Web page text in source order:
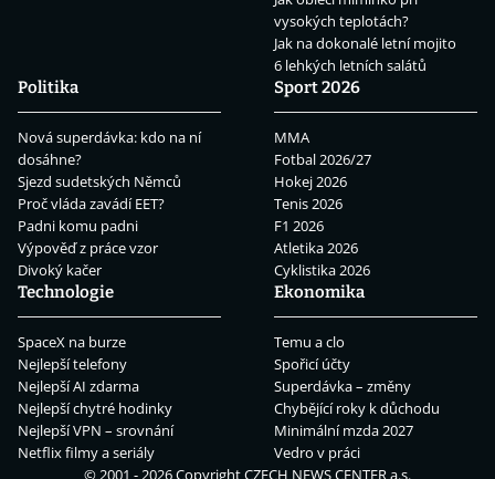
vysokých teplotách?
Jak na dokonalé letní mojito
6 lehkých letních salátů
Politika
Nová superdávka: kdo na ní
dosáhne?
Sjezd sudetských Němců
Proč vláda zavádí EET?
Padni komu padni
Výpověď z práce vzor
Divoký kačer
Sport 2026
MMA
Fotbal 2026/27
Hokej 2026
Tenis 2026
F1 2026
Atletika 2026
Cyklistika 2026
Technologie
SpaceX na burze
Nejlepší telefony
Nejlepší AI zdarma
Nejlepší chytré hodinky
Nejlepší VPN – srovnání
Netflix filmy a seriály
Ekonomika
Temu a clo
Spořicí účty
Superdávka – změny
Chybějící roky k důchodu
Minimální mzda 2027
Vedro v práci
© 2001 - 2026 CopyrightCZECH NEWS CENTER a.s.